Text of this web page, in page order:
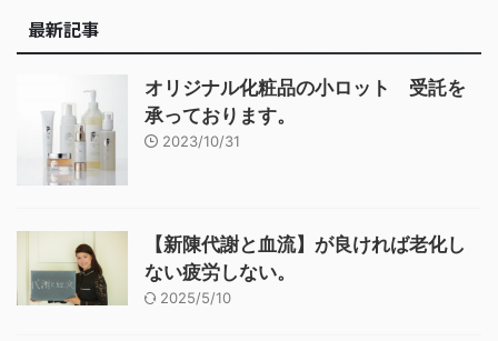
最新記事
オリジナル化粧品の小ロット 受託を
承っております。
2023/10/31
【新陳代謝と血流】が良ければ老化し
ない疲労しない。
2025/5/10